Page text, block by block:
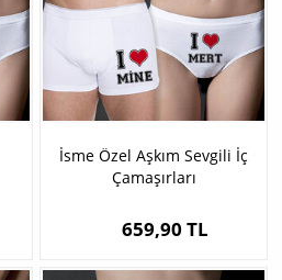
İsme Özel Aşkım Sevgili İç
Çamaşırları
659,90 TL